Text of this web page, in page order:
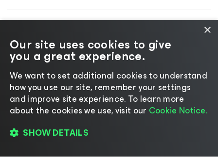
Aviso de cookies|Legal|Política de licencias
Recursos para proveedores
Cambiar idioma
×
Our site uses cookies to give
you a great experience.
We want to set additional cookies to understand
how you use our site, remember your settings
and improve site experience. ​To learn more
about the cookies we use, visit our Cookie Notice.
SHOW DETAILS